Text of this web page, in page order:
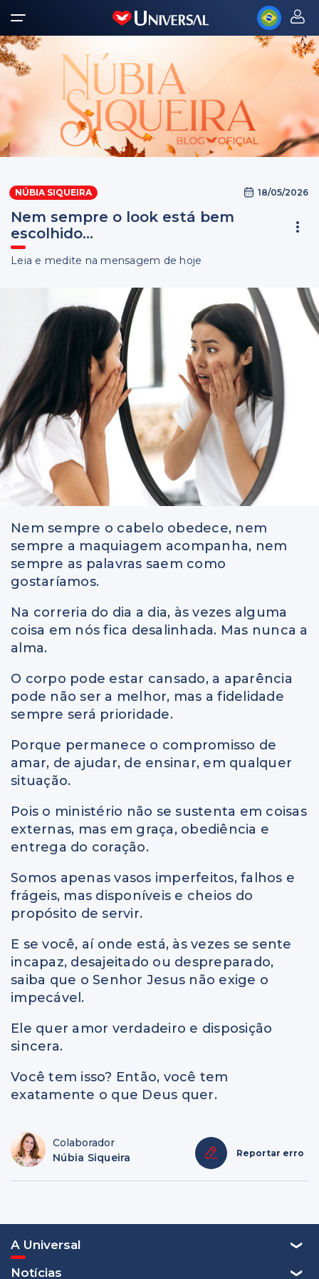
NÚBIA SIQUEIRA 18/05/2026
Nem sempre o look está bem
escolhido...
Leia e medite na mensagem de hoje
Nem sempre o cabelo obedece, nem
sempre a maquiagem acompanha, nem
sempre as palavras saem como
gostaríamos.
Na correria do dia a dia, às vezes alguma
coisa em nós fica desalinhada. Mas nunca a
alma.
O corpo pode estar cansado, a aparência
pode não ser a melhor, mas a fidelidade
sempre será prioridade.
Porque permanece o compromisso de
amar, de ajudar, de ensinar, em qualquer
situação.
Pois o ministério não se sustenta em coisas
externas, mas em graça, obediência e
entrega do coração.
Somos apenas vasos imperfeitos, falhos e
frágeis, mas disponíveis e cheios do
propósito de servir.
E se você, aí onde está, às vezes se sente
incapaz, desajeitado ou despreparado,
saiba que o Senhor Jesus não exige o
impecável.
Ele quer amor verdadeiro e disposição
sincera.
Você tem isso? Então, você tem
exatamente o que Deus quer.
Colaborador
Núbia Siqueira
Reportar erro
A Universal
Notícias